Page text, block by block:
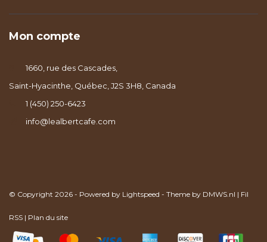
Mon compte
1660, rue des Cascades,
Saint-Hyacinthe, Québec, J2S 3H8, Canada
1 (450) 250-6423
info@lealbertcafe.com
© Copyright 2026 - Powered by Lightspeed - Theme by DMWS.nl | Fil
RSS | Plan du site